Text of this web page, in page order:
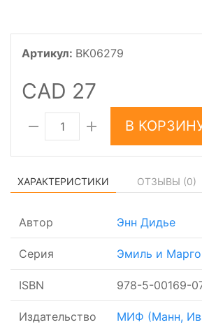
Артикул: BK06279
CAD 27
В
ХАРАКТЕРИСТИКИ ОТЗЫВЫ (0)
Автор Энн Дидье
Серия Эмиль и Марго
ISBN 978-5-00169-
Издательство МИФ (Манн,